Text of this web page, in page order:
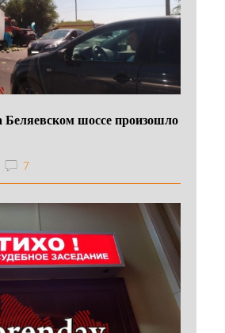
Беляевском шоссе произошло
7